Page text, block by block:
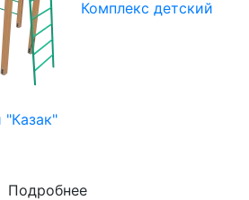
Комплекс детский
"Казак"
Подробнее